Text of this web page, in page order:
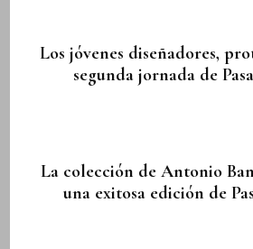
Los jóvenes diseñadores,
segunda jornada de
La colección de Antonio
una exitosa edición de